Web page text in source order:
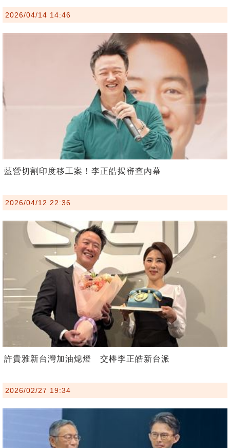
2026/04/14 14:46
藍營切割印度移工案！李正皓揭審查內幕
2026/04/12 22:36
許貴雅新台灣加油熄燈 交棒李正皓新台派
2026/02/27 19:34